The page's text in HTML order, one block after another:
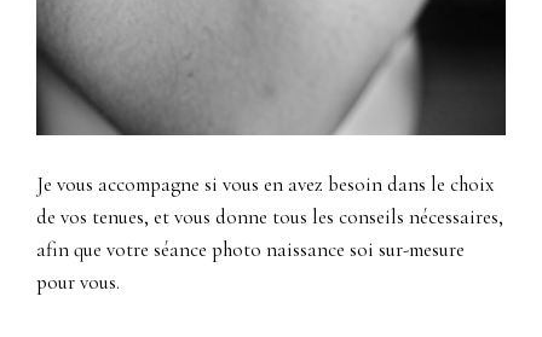
Je vous accompagne si vous en avez besoin dans le choix
de vos tenues, et vous donne tous les conseils nécessaires,
afin que votre séance photo naissance soi sur-mesure
pour vous.